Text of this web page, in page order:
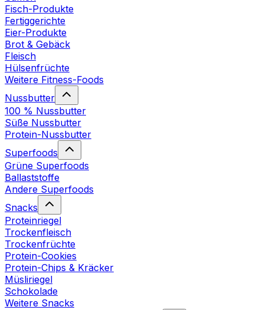
Fisch-Produkte
Fertiggerichte
Eier-Produkte
Brot & Gebäck
Fleisch
Hülsenfrüchte
Weitere Fitness-Foods
Nussbutter
100 % Nussbutter
Süße Nussbutter
Protein-Nussbutter
Superfoods
Grüne Superfoods
Ballaststoffe
Andere Superfoods
Snacks
Proteinriegel
Trockenfleisch
Trockenfrüchte
Protein-Cookies
Protein-Chips & Kräcker
Müsliriegel
Schokolade
Weitere Snacks